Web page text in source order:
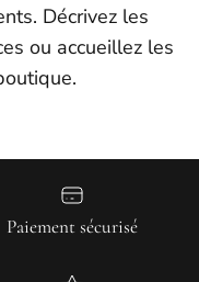
Décrivez les
ou accueillez les
Paiement sécurisé